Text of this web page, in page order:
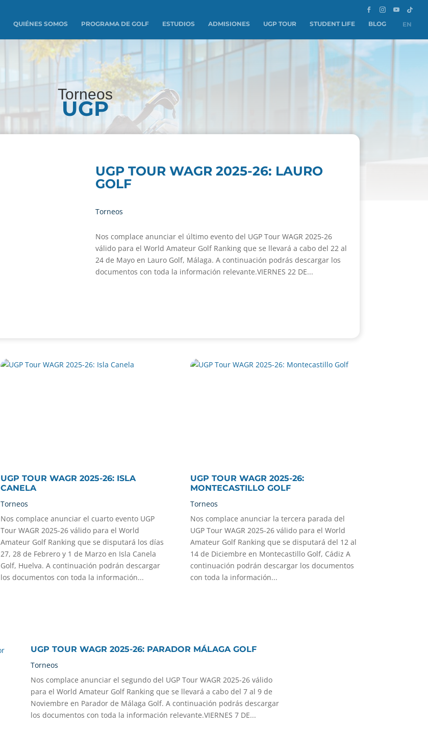
QUIÉNES SOMOS PROGRAMA DE GOLF ESTUDIOS ADMISIONES UGP TOUR STUDENT LIFE BLOG EN
Torneos
UGP
UGP TOUR WAGR 2025-26: LAURO
GOLF
Torneos
Nos complace anunciar el último evento del UGP Tour WAGR 2025-26
válido para el World Amateur Golf Ranking que se llevará a cabo del 22 al
24 de Mayo en Lauro Golf, Málaga. A continuación podrás descargar los
documentos con toda la información relevante.VIERNES 22 DE...
UGP TOUR WAGR 2025-26: ISLA
CANELA
Torneos
Nos complace anunciar el cuarto evento UGP
Tour WAGR 2025-26 válido para el World
Amateur Golf Ranking que se disputará los días
27, 28 de Febrero y 1 de Marzo en Isla Canela
Golf, Huelva. A continuación podrán descargar
los documentos con toda la información...
UGP TOUR WAGR 2025-26:
MONTECASTILLO GOLF
Torneos
Nos complace anunciar la tercera parada del
UGP Tour WAGR 2025-26 válido para el World
Amateur Golf Ranking que se disputará del 12 al
14 de Diciembre en Montecastillo Golf, Cádiz A
continuación podrán descargar los documentos
con toda la información...
UGP TOUR WAGR 2025-26: PARADOR MÁLAGA GOLF
Torneos
Nos complace anunciar el segundo del UGP Tour WAGR 2025-26 válido
para el World Amateur Golf Ranking que se llevará a cabo del 7 al 9 de
Noviembre en Parador de Málaga Golf. A continuación podrás descargar
los documentos con toda la información relevante.VIERNES 7 DE...